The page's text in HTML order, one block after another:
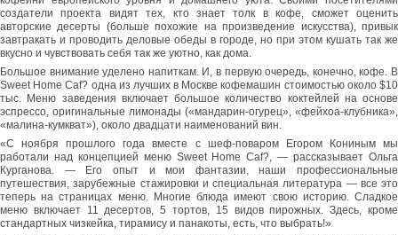
создатели проекта видят тех, кто знает толк в кофе, сможет оценить
авторские десерты (больше похожие на произведение искусства), привык
завтракать и проводить деловые обеды в городе, но при этом кушать так же
вкусно и чувствовать себя так же уютно, как дома.
Большое внимание уделено напиткам. И, в первую очередь, конечно, кофе. В
Sweet Home Caf? одна из лучших в Москве кофемашин стоимостью около $10
тыс. Меню заведения включает большое количество коктейлей на основе
эспрессо, оригинальные лимонады («мандарин-огурец», «фейхоа-клубника»,
«малина-кумкват»), около двадцати наименований вин.
«С ноября прошлого года вместе с шеф-поваром Егором Кониным мы
работали над концепцией меню Sweet Home Caf?, — рассказывает Ольга
Курганова. — Его опыт и мои фантазии, наши профессиональные
путешествия, зарубежные стажировки и специальная литература — все это
теперь на страницах меню. Многие блюда имеют свою историю. Сладкое
меню включает 11 десертов, 5 тортов, 15 видов пирожных. Здесь, кроме
стандартных чизкейка, тирамису и панакоты, есть, что выбрать!»